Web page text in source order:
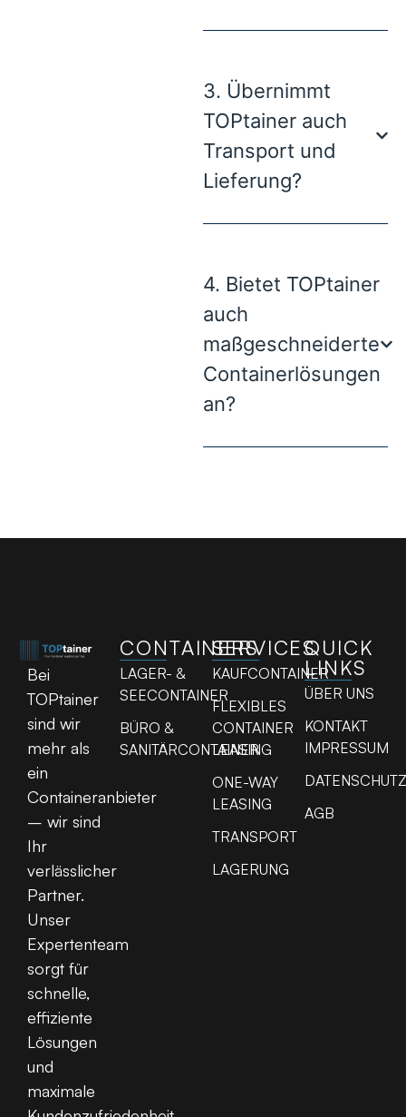
3. Übernimmt
TOPtainer auch
Transport und
Lieferung?
4. Bietet TOPtainer
auch
maßgeschneiderte
Containerlösungen
an?
Bei
TOPtainer
sind wir
mehr als
ein
Containeranbieter
– wir sind
Ihr
verlässlicher
Partner.
Unser
Expertenteam
sorgt für
schnelle,
effiziente
Lösungen
und
maximale
CONTAINERS
LAGER- &
SEECONTAINER
BÜRO &
SANITÄRCONTAINER
SERVICES
KAUFCONTAINER
FLEXIBLES
CONTAINER
LEASING
ONE-WAY
LEASING
TRANSPORT
LAGERUNG
QUICK
LINKS
ÜBER UNS
KONTAKT
IMPRESSUM
AGB